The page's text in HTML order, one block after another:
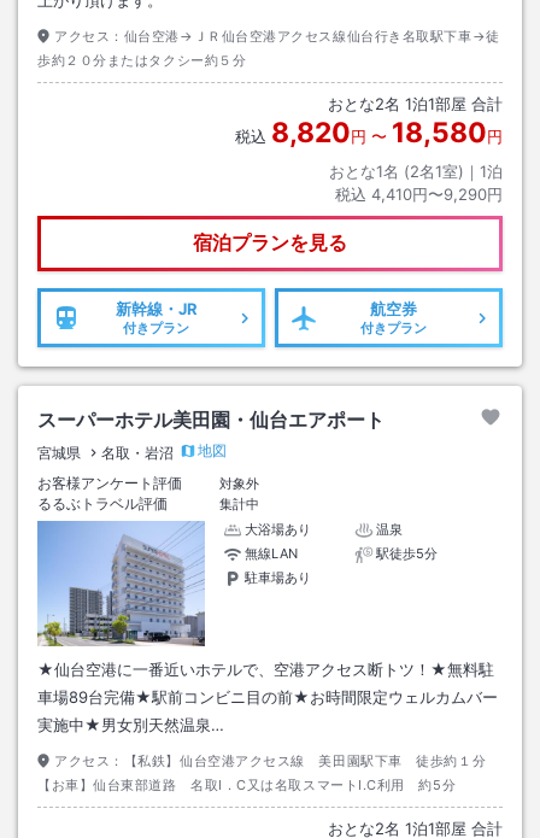
アクセス： 仙台空港→ＪＲ仙台空港アクセス線仙台行き名取駅下車→徒
歩約２０分またはタクシー約５分
おとな2名 1泊1部屋 合計
税込 8,820円 〜 18,580円
おとな1名 (2名1室)｜ 1泊
税込 4,410円〜9,290円
宿泊プランを見る
新幹線・JR
付きプラン
航空券
付きプラン
スーパーホテル美田園・仙台エアポート
宮城県 名取・岩沼
地図
お客様アンケート評価
対象外
るるぶトラベル評価
集計中
大浴場あり
温泉
無線LAN
駅徒歩5分
駐車場あり
★仙台空港に一番近いホテルで、空港アクセス断トツ！★無料駐
車場89台完備★駅前コンビニ目の前★お時間限定ウェルカムバー
実施中★男女別天然温泉…
アクセス：
【私鉄】仙台空港アクセス線 美田園駅下車 徒歩約１分
【お車】仙台東部道路 名取I．C又は名取スマートI.C利用 約5分
おとな2名 1泊1部屋 合計